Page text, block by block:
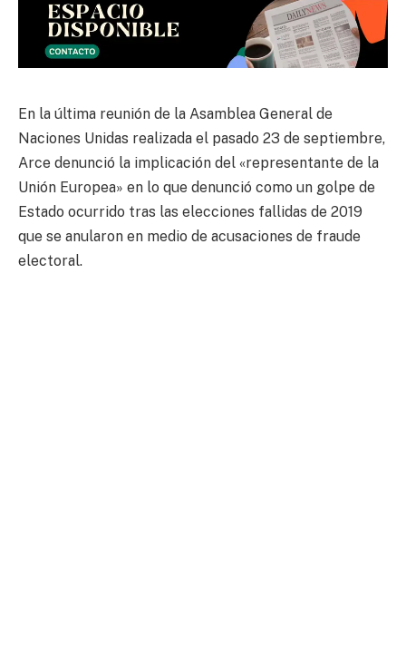
En la última reunión de la Asamblea General de
Naciones Unidas realizada el pasado 23 de septiembre,
Arce denunció la implicación del «representante de la
Unión Europea» en lo que denunció como un golpe de
Estado ocurrido tras las elecciones fallidas de 2019
que se anularon en medio de acusaciones de fraude
electoral.